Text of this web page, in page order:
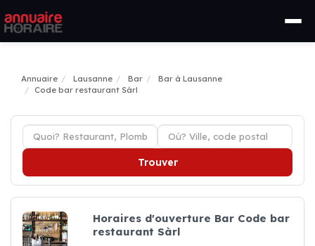
Annuaire Lausanne Bar
Bar à Lausanne
Code bar restaurant Sàrl
Trouver
Horaires d'ouverture Bar Code bar
restaurant Sàrl